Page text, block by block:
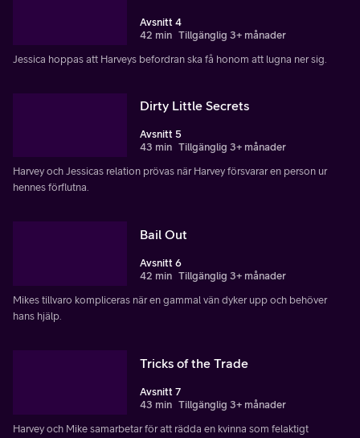
Avsnitt 4
42 min Tillgänglig 3+ månader
Jessica hoppas att Harveys befordran ska få honom att lugna ner sig.
Dirty Little Secrets
Avsnitt 5
43 min Tillgänglig 3+ månader
Harvey och Jessicas relation prövas när Harvey försvarar en person ur
hennes förflutna.
Bail Out
Avsnitt 6
42 min Tillgänglig 3+ månader
Mikes tillvaro kompliceras när en gammal vän dyker upp och behöver
hans hjälp.
Tricks of the Trade
Avsnitt 7
43 min Tillgänglig 3+ månader
Harvey och Mike samarbetar för att rädda en kvinna som felaktigt